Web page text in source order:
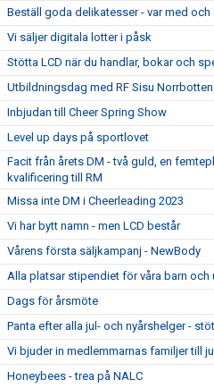
Beställ goda delikatesser - var med och
Vi säljer digitala lotter i påsk
Stötta LCD när du handlar, bokar och
Utbildningsdag med RF Sisu Norrbotten
Inbjudan till Cheer Spring Show
Level up days på sportlovet
Facit från årets DM - två guld, en
kvalificering till RM
Missa inte DM i Cheerleading 2023
Vi har bytt namn - men LCD består
Vårens första säljkampanj - NewBody
Alla platsar stipendiet för våra barn och
Dags för årsmöte
Panta efter alla jul- och nyårshelger -
Vi bjuder in medlemmarnas familjer till
Honeybees - trea på NALC